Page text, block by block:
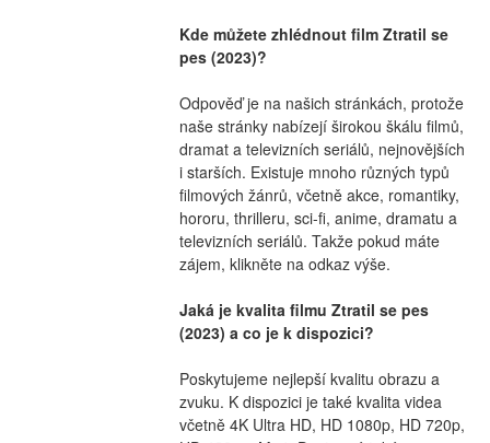
Kde můžete zhlédnout film Ztratil se
pes (2023)?
Odpověď je na našich stránkách, protože
naše stránky nabízejí širokou škálu filmů,
dramat a televizních seriálů, nejnovějších
i starších. Existuje mnoho různých typů
filmových žánrů, včetně akce, romantiky,
hororu, thrilleru, sci-fi, anime, dramatu a
televizních seriálů. Takže pokud máte
zájem, klikněte na odkaz výše.
Jaká je kvalita filmu Ztratil se pes
(2023) a co je k dispozici?
Poskytujeme nejlepší kvalitu obrazu a
zvuku. K dispozici je také kvalita videa
včetně 4K Ultra HD, HD 1080p, HD 720p,